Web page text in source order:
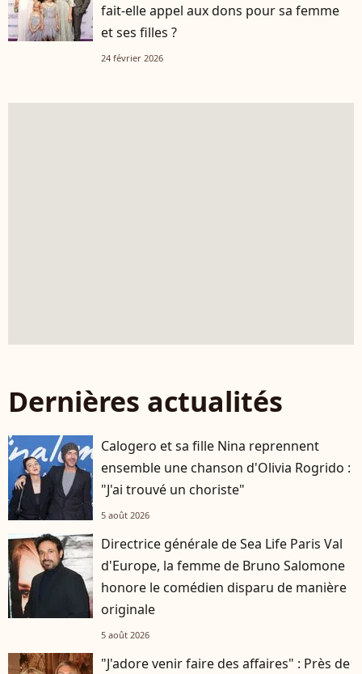
fait-elle appel aux dons pour sa femme
et ses filles ?
24 février 2026
Dernières actualités
Calogero et sa fille Nina reprennent
ensemble une chanson d'Olivia Rogrido :
"J'ai trouvé un choriste"
5 août 2026
Directrice générale de Sea Life Paris Val
d'Europe, la femme de Bruno Salomone
honore le comédien disparu de manière
originale
5 août 2026
"J'adore venir faire des affaires" : Près de